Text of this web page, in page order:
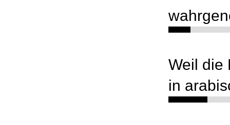
Weil die
in